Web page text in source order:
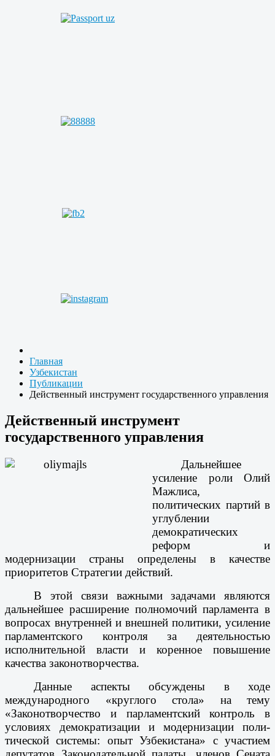
Главная
Узбекистан
Публикации
Действенный инструмент государственного управления
Действенный инструмент
государственного управления
Дальнейшее
усиление роли Олий
Мажлиса,
политических партий в
углублении
демократических
реформ и
модернизации страны определены в качестве
приоритетов Стратегии действий.
В этой связи важными задачами являются
дальнейшее расширение полномочий парламента в
вопросах внутренней и внешней политики, усиление
парламентского контроля за деятельностью
исполнительной власти и коренное повышение
качества законотворчества.
Данные аспекты обсуждены в ходе
международного «круглого стола» на тему
«Законотворчество и парламентский контроль в
условиях ­демократизации и модернизации поли­
тической системы: опыт Узбекистана» с участием